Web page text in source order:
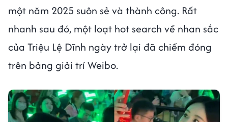
một năm 2025 suôn sẻ và thành công. Rất
nhanh sau đó, một loạt hot search về nhan sắc
của Triệu Lệ Dĩnh ngày trở lại đã chiếm đóng
trên bảng giải trí Weibo.